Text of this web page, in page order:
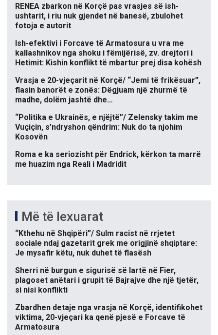
RENEA zbarkon në Korçë pas vrasjes së ish-
ushtarit, i riu nuk gjendet në banesë, zbulohet
fotoja e autorit
Ish-efektivi i Forcave të Armatosura u vra me
kallashnikov nga shoku i fëmijërisë, zv. drejtori i
Hetimit: Kishin konflikt të mbartur prej disa kohësh
Vrasja e 20-vjeçarit në Korçë/ “Jemi të frikësuar”,
flasin banorët e zonës: Dëgjuam një zhurmë të
madhe, dolëm jashtë dhe…
“Politika e Ukrainës, e njëjtë”/ Zelensky takim me
Vuçiçin, s’ndryshon qëndrim: Nuk do ta njohim
Kosovën
Roma e ka seriozisht për Endrick, kërkon ta marrë
me huazim nga Reali i Madridit
Më të lexuarat
“Kthehu në Shqipëri”/ Sulm racist në rrjetet
sociale ndaj gazetarit grek me origjinë shqiptare:
Je mysafir këtu, nuk duhet të flasësh
Sherri në burgun e sigurisë së lartë në Fier,
plagoset anëtari i grupit të Bajrajve dhe një tjetër,
si nisi konflikti
Zbardhen detaje nga vrasja në Korçë, identifikohet
viktima, 20-vjeçari ka qenë pjesë e Forcave të
Armatosura